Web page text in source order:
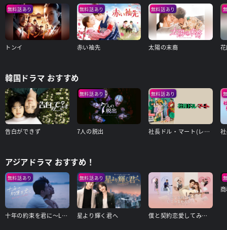
無料話あり
トンイ
無料話あり
赤い袖先
無料話あり
太陽の末裔
韓国ドラマ おすすめ
告白ができず
無料話あり
7人の脱出
無料話あり
社長ドル・マート(レンタル版)
アジアドラマ おすすめ！
無料話あり
十年の約束を君に～Love After Addiction～
無料話あり
星より輝く君へ 僕と契約恋愛してみませんか～Smile To Life～